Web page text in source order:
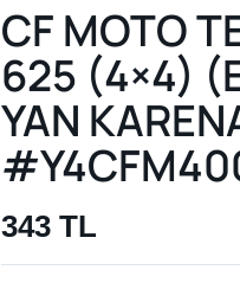
CF MOTO
625 (4×4)
YAN
343 TL